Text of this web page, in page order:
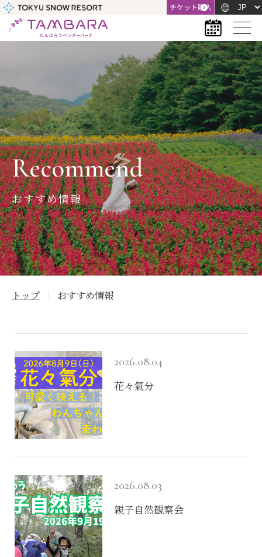
チケット購入
営業・料金案内
園内マップ
お知らせ
おすすめ
Recommend
おすすめ情報
トップ おすすめ情報
2026.08.04
花々氣分
2026.08.03
親子自然観察会